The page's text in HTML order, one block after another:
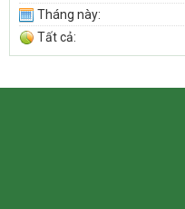
Tháng này:
Tất cả: